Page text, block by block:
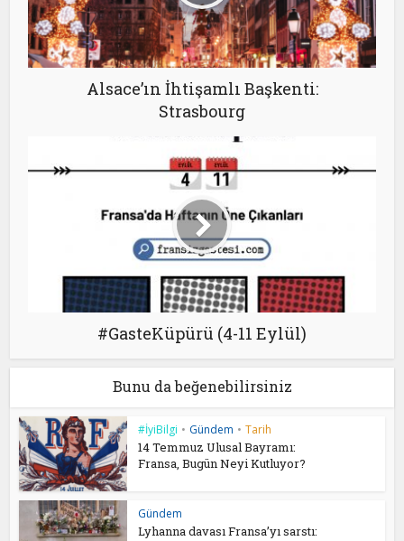
Alsace’ın İhtişamlı Başkenti:
Strasbourg
#GasteKüpürü (4-11 Eylül)
Bunu da beğenebilirsiniz
#İyiBilgi • Gündem • Tarih
14 Temmuz Ulusal Bayramı:
Fransa, Bugün Neyi Kutluyor?
Gündem
Lyhanna davası Fransa’yı sarstı: